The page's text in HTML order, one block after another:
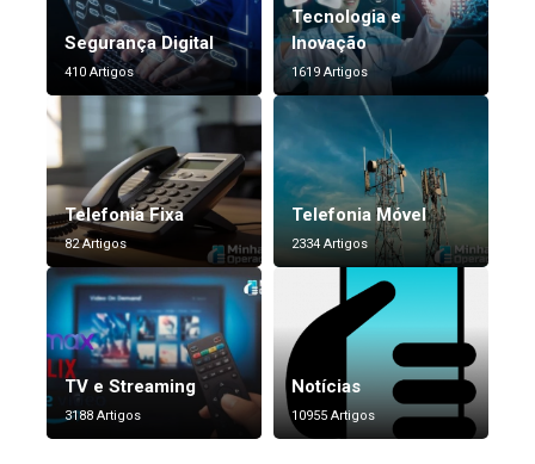
Segurança Digital
410 Artigos
Tecnologia e
Inovação
1619 Artigos
Telefonia Fixa
82 Artigos
Telefonia Móvel
2334 Artigos
TV e Streaming
3188 Artigos
Notícias
10955 Artigos